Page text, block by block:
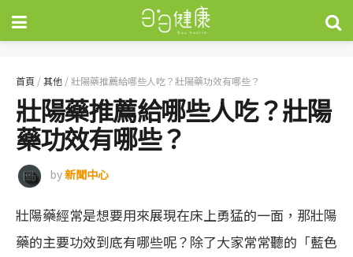
首頁 /其他 /壯陽藥推薦給哪些人吃？壯陽藥功效有哪些？
壯陽藥推薦給哪些人吃？壯陽
藥功效有哪些？
by新聞中心
壯陽藥經常是想要用來展現在床上勇猛的一面，那壯陽
藥的主要功效到底有哪些呢？除了大家常常聽的「藍色